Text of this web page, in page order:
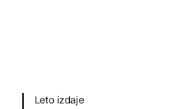
Leto izdaje